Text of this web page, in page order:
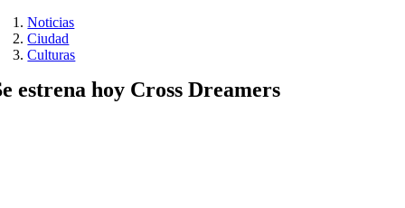
Noticias
Ciudad
Culturas
estrena hoy Cross Dreamers